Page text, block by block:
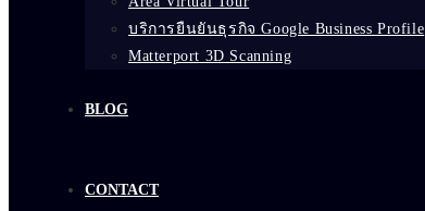
บริการยืนยันธุรกิจ Google Business Profile
Matterport 3D Scanning
BLOG
CONTACT